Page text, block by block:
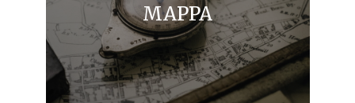
MAPPA